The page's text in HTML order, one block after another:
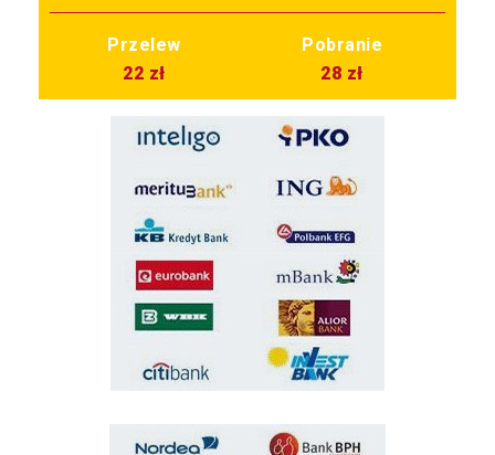
Przelew
Pobranie
22 zł
28 zł